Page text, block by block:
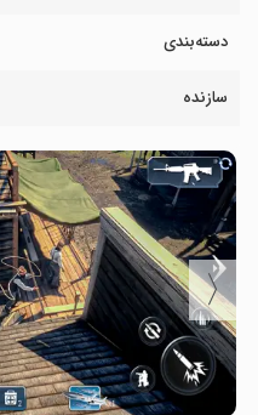
دسته‌بندی
سازنده
〈